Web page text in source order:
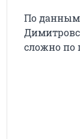
По данным
сложно по